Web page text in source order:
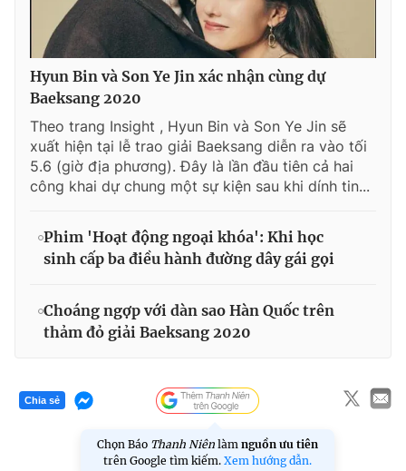
Hyun Bin và Son Ye Jin xác nhận cùng dự
Baeksang 2020
Theo trang Insight , Hyun Bin và Son Ye Jin sẽ
xuất hiện tại lễ trao giải Baeksang diễn ra vào tối
5.6 (giờ địa phương). Đây là lần đầu tiên cả hai
công khai dự chung một sự kiện sau khi dính tin...
Phim 'Hoạt động ngoại khóa': Khi học
sinh cấp ba điều hành đường dây gái gọi
Choáng ngợp với dàn sao Hàn Quốc trên
thảm đỏ giải Baeksang 2020
Chia sẻ
Chọn Báo Thanh Niên làm nguồn ưu tiên
trên Google tìm kiếm. Xem hướng dẫn.